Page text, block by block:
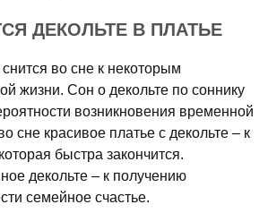
ДЕКОЛЬТЕ В ПЛАТЬЕ
во сне к некоторым
жизни. Сон о декольте по соннику
возникновения временной
сне красивое платье с декольте – к
быстра закончится.
декольте – к получению
семейное счастье.